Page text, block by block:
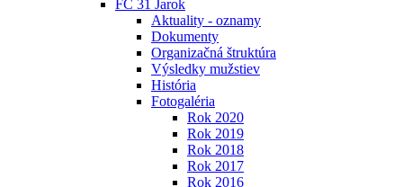
FC 31 Jarok
Aktuality - oznamy
Dokumenty
Organizačná štruktúra
Výsledky mužstiev
História
Fotogaléria
Rok 2020
Rok 2019
Rok 2018
Rok 2017
Rok 2016